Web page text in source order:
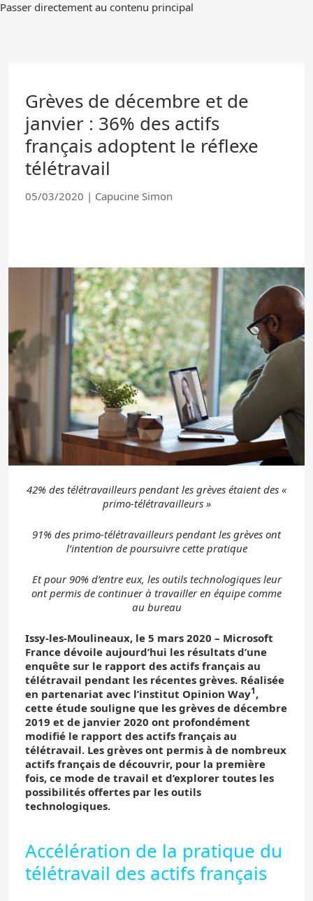
Passer
Passer directement au contenu principal
Grèves de décembre et de
janvier : 36% des actifs
français adoptent le réflexe
télétravail
05/03/2020 | Capucine Simon
42% des télétravailleurs pendant les grèves étaient des «
primo-télétravailleurs »
91% des primo-télétravailleurs pendant les grèves ont
l’intention de poursuivre cette pratique
Et pour 90% d’entre eux, les outils technologiques leur
ont permis de continuer à travailler en équipe comme
au bureau
Issy-les-Moulineaux, le 5 mars 2020 – Microsoft
France dévoile aujourd’hui les résultats d’une
enquête sur le rapport des actifs français au
télétravail pendant les récentes grèves. Réalisée
en partenariat avec l’institut Opinion Way1,
cette étude souligne que les grèves de décembre
2019 et de janvier 2020 ont profondément
modifié le rapport des actifs français au
télétravail. Les grèves ont permis à de nombreux
actifs français de découvrir, pour la première
fois, ce mode de travail et d’explorer toutes les
possibilités offertes par les outils
technologiques.
Accélération de la pratique du
télétravail des actifs français